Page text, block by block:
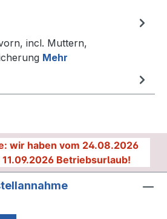
incl. Muttern,
Mehr
wir haben vom 24.08.2026
Betriebsurlaub!